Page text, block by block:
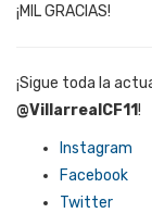
¡MIL GRACIAS!
¡Sigue toda la
@VillarrealCF11!
Instagram
Facebook
Twitter